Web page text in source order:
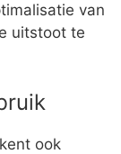
van
uitstoot te
ook